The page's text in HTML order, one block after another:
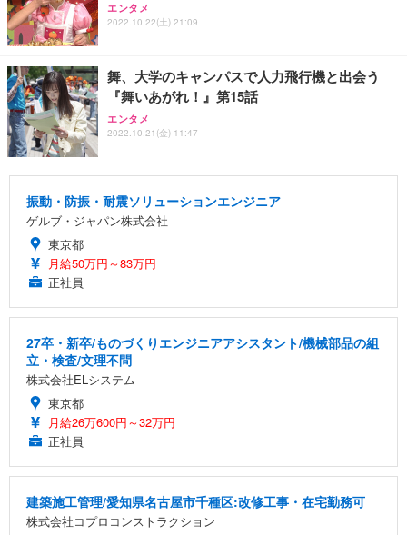
エンタメ
2022.10.22(土) 21:09
舞、大学のキャンパスで人力飛行機と出会う
『舞いあがれ！』第15話
エンタメ
2022.10.21(金) 11:47
振動・防振・耐震ソリューションエンジニア
ゲルブ・ジャパン株式会社
東京都
月給50万円～83万円
正社員
27卒・新卒/ものづくりエンジニアアシスタント/機械部品の組
立・検査/文理不問
株式会社ELシステム
東京都
月給26万600円～32万円
正社員
建築施工管理/愛知県名古屋市千種区:改修工事・在宅勤務可
株式会社コプロコンストラクション